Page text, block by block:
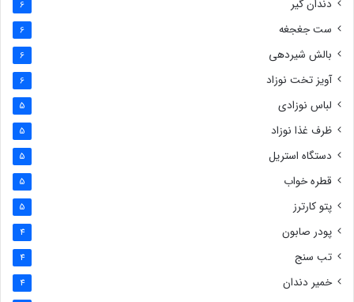
دندان گیر 6
ست جغجغه 6
بالش شیردهی 6
آویز تخت نوزاد 6
لباس نوزادی 5
ظرف غذا نوزاد 5
دستگاه استریل 5
قطره خواب 5
پتو کارترز 5
پودر صابون 4
تب سنج 4
خمیر دندان 4